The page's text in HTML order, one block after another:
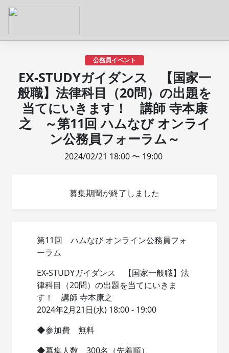
公務員イベント
EX-STUDYガイダンス 【国家一
般職】法律科目（20問）の出題を
当てにいきます！ 講師 寺本康
之 ～第11回 ハムなび オンライ
ン公務員フォーラム～
2024/02/21 18:00 〜 19:00
募集期間が終了しました
第11回 ハムなび オンライン公務員フォ
ーラム
EX-STUDYガイダンス 【国家一般職】法
律科目（20問）の出題を当てにいきま
す！ 講師 寺本康之
2024年2月21日(水) 18:00 - 19:00
◆参加費 無料
◆募集人数 300名（先着順）